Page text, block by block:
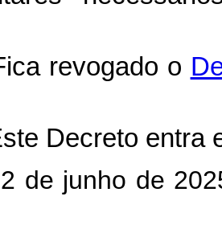
revogado o
Decreto entra
de junho de